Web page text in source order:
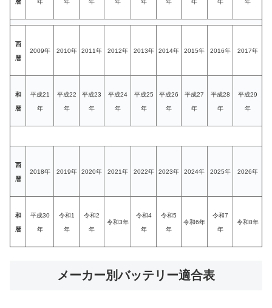
西
暦
2009年 2010年 2011年 2012年 2013年 2014年 2015年 2016年 2017年
和
暦
平成21
年
平成22
年
平成23
年
平成24
年
平成25
年
平成26
年
平成27
年
平成28
年
平成29
年
西
暦
2018年 2019年 2020年 2021年 2022年 2023年 2024年 2025年 2026年
和
暦
平成30
年
令和1
年
令和2
年
令和3年
令和4
年
令和5
年
令和6年
令和7
年
令和8年
メーカー別バッテリー適合表